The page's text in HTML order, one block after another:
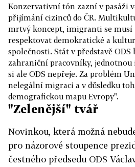
Konzervativní tón zazní v pasáži
přijímání cizinců do ČR.
mrtvý koncept, imigranti se musí
respektovat demokratické a
společnosti. Stát v představě ODS
zahraniční pracovníky,
si ale ODS nepřeje. Za problém
nelegální migraci a v důsledku
demografickou mapu Evropy".
"Zelenější" tvář
Novinkou, která možná
pro názorové stoupence
čestného předsedu ODS